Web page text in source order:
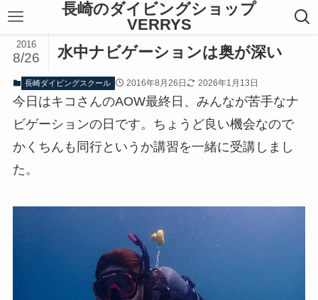
長崎のダイビングショップ
VERRYS
水中ナビゲーションは奥が深い
2016
8/26
長崎ダイビングスクール 2016年8月26日 2026年1月13日
今日はキコさんのAOW最終日、みんなが苦手なナ
ビゲーションの日です。ちょうど良い機会なので
かくちんも同行というか講習を一緒に受講しまし
た。